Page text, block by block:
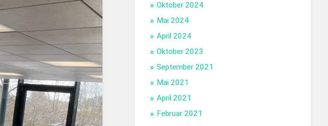
Oktober 2024
Mai 2024
April 2024
Oktober 2023
September 2021
Mai 2021
April 2021
Februar 2021